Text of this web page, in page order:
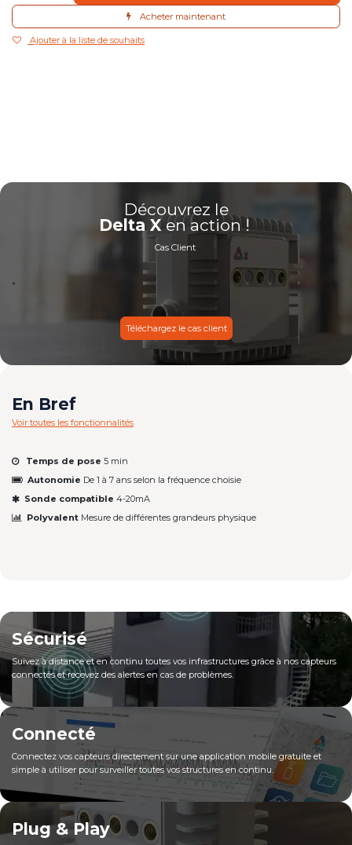
Acheter maintenant
Ajouter à la liste de souhaits
Découvrez le
Delta X en action !
Cas Client
*
Téléchargez le cas client
En Bref
Voir toutes les fonctionnalités
Temps de pose 5 min
Autonomie De 1 à 7 ans selon la fréquence choisie
Sonde compatible 4-20mA
Polyvalent Mesure de différentes grandeurs physique
Sécurisé
Suivez à distance et​ en continu toutes vos infrastructures grâce à nos capteurs
connectés et recevez des alertes en cas de problèmes.
Connecté
Connectez vos capteurs directement sur une application mobile gratuite et
simple à utiliser pour surveiller toutes vos structures en continu.
Plug & Play